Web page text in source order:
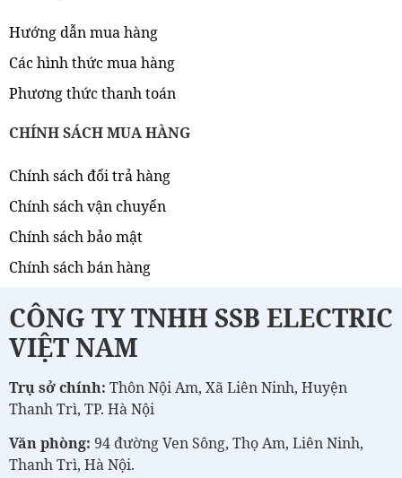
Hướng dẫn mua hàng
Các hình thức mua hàng
Phương thức thanh toán
CHÍNH SÁCH MUA HÀNG
Chính sách đổi trả hàng
Chính sách vận chuyển
Chính sách bảo mật
Chính sách bán hàng
CÔNG TY TNHH SSB ELECTRIC
VIỆT NAM
Trụ sở chính: Thôn Nội Am, Xã Liên Ninh, Huyện
Thanh Trì, TP. Hà Nội
Văn phòng: 94 đường Ven Sông, Thọ Am, Liên Ninh,
Thanh Trì, Hà Nội.